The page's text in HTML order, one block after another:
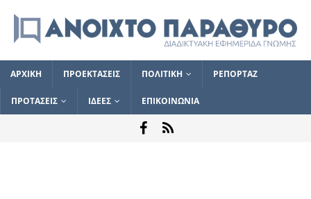
ΑΡΧΙΚΗ ΠΡΟΕΚΤΑΣΕΙΣ ΠΟΛΙΤΙΚΗ ΡΕΠΟΡΤΑΖ
ΠΡΟΤΑΣΕΙΣ ΙΔΕΕΣ ΕΠΙΚΟΙΝΩΝΙΑ